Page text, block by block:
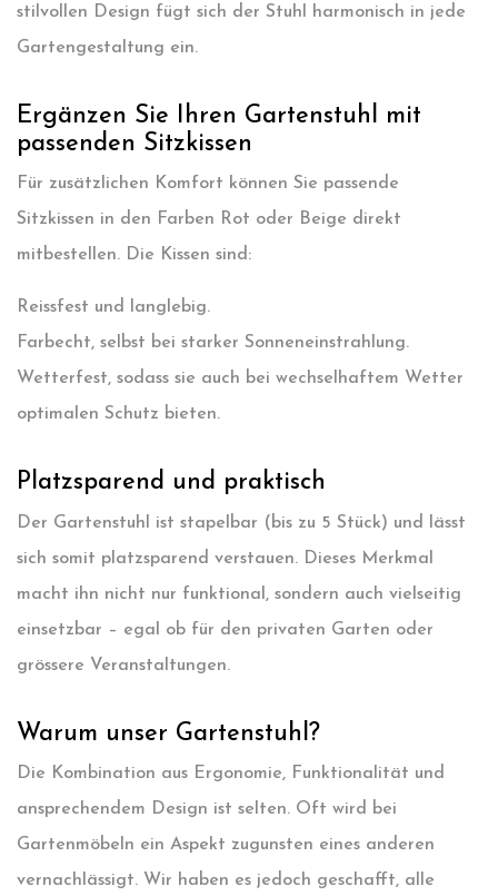
stilvollen Design fügt sich der Stuhl harmonisch in jede
Gartengestaltung ein.
Ergänzen Sie Ihren Gartenstuhl mit
passenden Sitzkissen
Für zusätzlichen Komfort können Sie passende
Sitzkissen in den Farben Rot oder Beige direkt
mitbestellen. Die Kissen sind:
Reissfest und langlebig.
Farbecht, selbst bei starker Sonneneinstrahlung.
Wetterfest, sodass sie auch bei wechselhaftem Wetter
optimalen Schutz bieten.
Platzsparend und praktisch
Der Gartenstuhl ist stapelbar (bis zu 5 Stück) und lässt
sich somit platzsparend verstauen. Dieses Merkmal
macht ihn nicht nur funktional, sondern auch vielseitig
einsetzbar – egal ob für den privaten Garten oder
grössere Veranstaltungen.
Warum unser Gartenstuhl?
Die Kombination aus Ergonomie, Funktionalität und
ansprechendem Design ist selten. Oft wird bei
Gartenmöbeln ein Aspekt zugunsten eines anderen
vernachlässigt. Wir haben es jedoch geschafft, alle